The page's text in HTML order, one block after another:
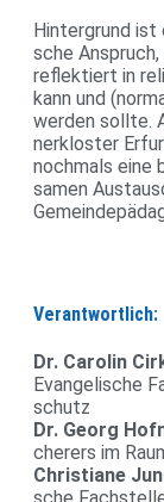
Hin­ter­grund ist
sche
reflek­tiert in
kann und
werden sollte.
ner­kloster
noch­mals eine
samen
Verantwortlich:
Dr. Carolin
Evan­ge­li­sche
schutz
Dr. Georg
che­rers im
Chris­tiane